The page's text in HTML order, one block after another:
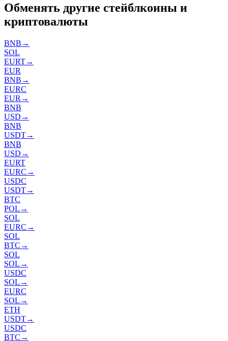
Обменять другие стейблкоины и
криптовалюты
BNB →
SOL
EURT→
EUR
BNB →
EURC
EUR →
BNB
USD →
BNB
USDT→
BNB
USD →
EURT
EURC →
USDC
USDT→
BTC
POL →
SOL
EURC →
SOL
BTC →
SOL
SOL →
USDC
SOL →
EURC
SOL →
ETH
USDT→
USDC
BTC →